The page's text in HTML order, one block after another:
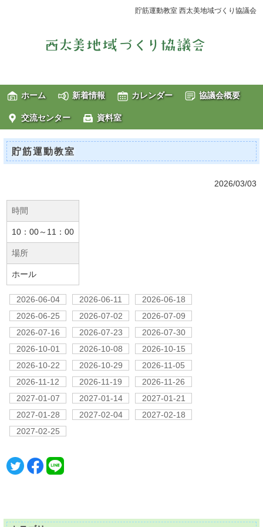
貯筋運動教室 西太美地域づくり協議会
ホーム 新着情報 カレンダー 協議会概要
交流センター 資料室
貯筋運動教室
2026/03/03
時間
10：00～11：00
場所
ホール
2026-06-04 2026-06-11
2026-06-18
2026-06-25
2026-07-02
2026-07-09
2026-07-16
2026-07-23
2026-07-30
2026-10-01
2026-10-08
2026-10-15
2026-10-22
2026-10-29
2026-11-05
2026-11-12
2026-11-19
2026-11-26
2027-01-07
2027-01-14
2027-01-21
2027-01-28
2027-02-04
2027-02-18
2027-02-25